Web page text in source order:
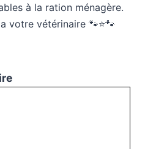
à la ration ménagère.
votre vétérinaire 🐾⭐️🐾